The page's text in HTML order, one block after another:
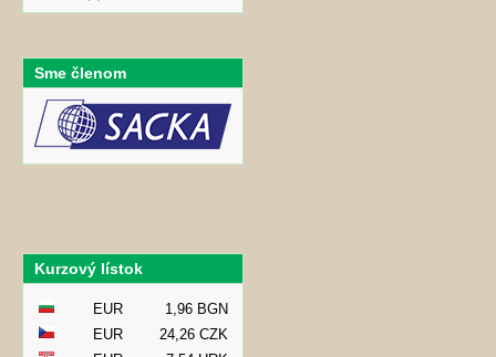
Sme členom
Kurzový lístok
EUR
1,96 BGN
EUR
24,26 CZK